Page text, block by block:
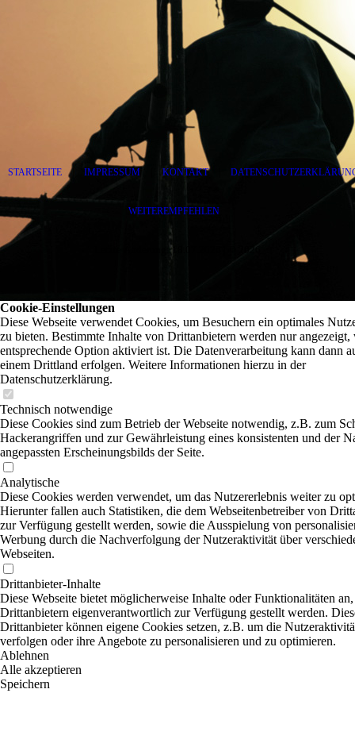
STARTSEITE | IMPRESSUM KONTAKT
WEITEREMPFEHLEN
Letzte Änderung: 18.07.2026 | © 2026
Cookie-Einstellungen
Diese Webseite verwendet Cookies, um Besuchern ein optimales
zu bieten. Bestimmte Inhalte von Drittanbietern werden nur angezeigt,
entsprechende Option aktiviert ist. Die Datenverarbeitung kann dann
einem Drittland erfolgen. Weitere Informationen hierzu in der
Datenschutzerklärung.
Technisch notwendige
Diese Cookies sind zum Betrieb der Webseite notwendig, z.B. zum
Hackerangriffen und zur Gewährleistung eines konsistenten und der
angepassten Erscheinungsbilds der Seite.
Analytische
Diese Cookies werden verwendet, um das Nutzererlebnis weiter zu
Hierunter fallen auch Statistiken, die dem Webseitenbetreiber von
zur Verfügung gestellt werden, sowie die Ausspielung von
Werbung durch die Nachverfolgung der Nutzeraktivität über
Webseiten.
Drittanbieter-Inhalte
Diese Webseite bietet möglicherweise Inhalte oder Funktionalitäten
Drittanbietern eigenverantwortlich zur Verfügung gestellt werden.
Drittanbieter können eigene Cookies setzen, z.B. um die
verfolgen oder ihre Angebote zu personalisieren und zu optimieren.
Ablehnen
Alle akzeptieren
Speichern